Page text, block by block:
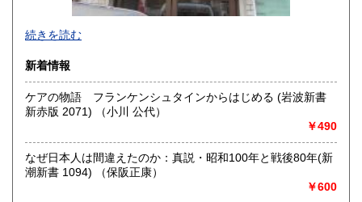
熊本県
宮崎県
沖縄県 300円
不死鳥BOOKSでは、書籍だけでなくCD、DVD、レコード、
ゲーム、おもちゃ、骨董品まであらゆるものの買い取りがで
にお問い合わせください。出張費は、無料です。
沿線名：伯備線・桃太郎線(吉備線)
最寄駅：総社駅
定休日：年中無休
書籍の買取について
続きを読む
新着情報
ケアの物語 フランケンシュタインからはじめる (岩波新書
新赤版 2071) （小川 公代）
￥490
なぜ日本人は間違えたのか：真説・昭和100年と戦後80年(新
潮新書 1094) （保阪正康）
￥600